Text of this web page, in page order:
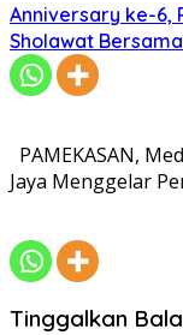
Anniversary ke-6,
Sholawat Bersama
PAMEKASAN,
Jaya Menggelar
Tinggalkan